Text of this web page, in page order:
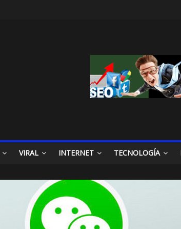
VIRAL INTERNET TECNOLOGÍA